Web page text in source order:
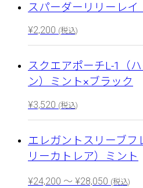
スパーダーリリーレイ
¥2,200 (税込)
スクエアポーチL-1（
ン）ミント×ブラック
¥3,520 (税込)
エレガントスリーブフ
リーカトレア）ミント
¥24,200 ～ ¥28,050 (税込)